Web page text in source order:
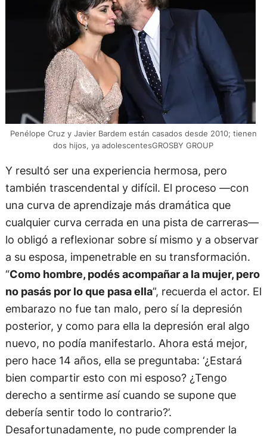
Penélope Cruz y Javier Bardem están casados desde 2010; tienen
dos hijos, ya adolescentesGROSBY GROUP
Y resultó ser una experiencia hermosa, pero
también trascendental y difícil. El proceso —con
una curva de aprendizaje más dramática que
cualquier curva cerrada en una pista de carreras—
lo obligó a reflexionar sobre sí mismo y a observar
a su esposa, impenetrable en su transformación.
“Como hombre, podés acompañar a la mujer, pero
no pasás por lo que pasa ella”, recuerda el actor. El
embarazo no fue tan malo, pero sí la depresión
posterior, y como para ella la depresión eral algo
nuevo, no podía manifestarlo. Ahora está mejor,
pero hace 14 años, ella se preguntaba: ‘¿Estará
bien compartir esto con mi esposo? ¿Tengo
derecho a sentirme así cuando se supone que
debería sentir todo lo contrario?’.
Desafortunadamente, no pude comprender la